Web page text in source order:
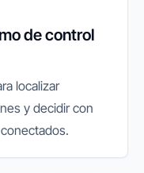
de control
localizar
y decidir con